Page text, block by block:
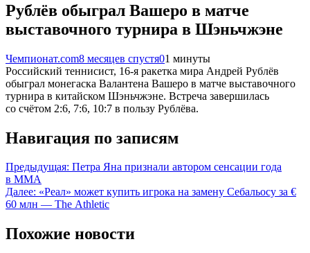
Рублёв обыграл Вашеро в матче
выставочного турнира в Шэньчжэне
Чемпионат.com8 месяцев спустя01 минуты
Российский теннисист, 16-я ракетка мира Андрей Рублёв
обыграл монегаска Валантена Вашеро в матче выставочного
турнира в китайском Шэньчжэне. Встреча завершилась
со счётом 2:6, 7:6, 10:7 в пользу Рублёва.
Навигация по записям
Предыдущая: Петра Яна признали автором сенсации года
в ММА
Далее: «Реал» может купить игрока на замену Себальосу за €
60 млн — The Athletic
Похожие новости